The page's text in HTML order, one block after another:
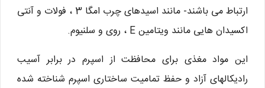
ارتباط می باشند- مانند اسیدهای چرب امگا 3 ، فولات و آنتی
اکسیدان هایی مانند ویتامین E ، روی و سلنیوم.
این مواد مغذی برای محافظت از اسپرم در برابر آسیب
رادیکالهای آزاد و حفظ تمامیت ساختاری اسپرم شناخته شده